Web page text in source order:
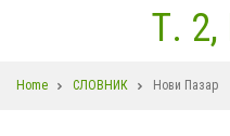
Т. 2,
Breadcrumb
Home СЛОВНИК Нови Пазар